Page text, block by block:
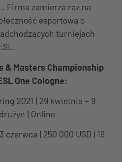
Firma zamierza raz na
esportową o
turniejach
& Masters Championship
One Cologne:
2021 | 29 kwietnia – 9
| Online
czerwca | 250 000 USD | 16